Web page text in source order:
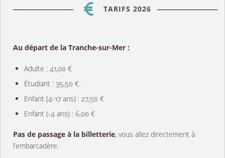
TARIFS 2026
Au départ de la Tranche-sur-Mer :
Adulte : 41,00 €
Étudiant : 35,50 €
Enfant (4-17 ans) : 27,50 €
Enfant (-4 ans) : 6,00 €
Pas de passage à la billetterie, vous allez directement à
l’embarcadère.